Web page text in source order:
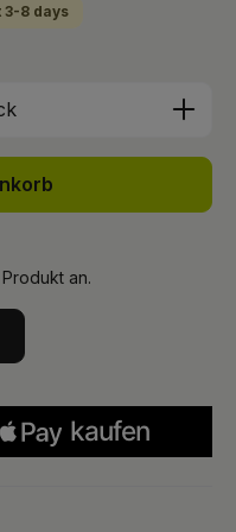
3-8 days
an.